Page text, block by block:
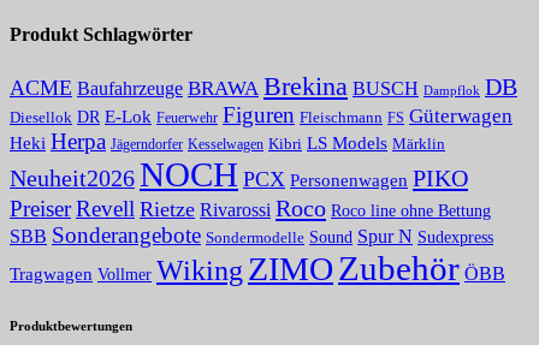
Produkt Schlagwörter
ACME Baufahrzeuge BRAWA Brekina BUSCH Dampflok DB
Diesellok DR E-Lok Feuerwehr Figuren Fleischmann FS Güterwagen
Heki Herpa Jägerndorfer Kesselwagen Kibri LS Models Märklin
Neuheit2026NOCH PCX Personenwagen PIKO
PreiserRevell Rietze Rivarossi Roco Roco line ohne Bettung
SBB Sonderangebote Sondermodelle Sound Spur N Sudexpress
Tragwagen Vollmer Wiking ZIMOZubehör ÖBB
Produktbewertungen